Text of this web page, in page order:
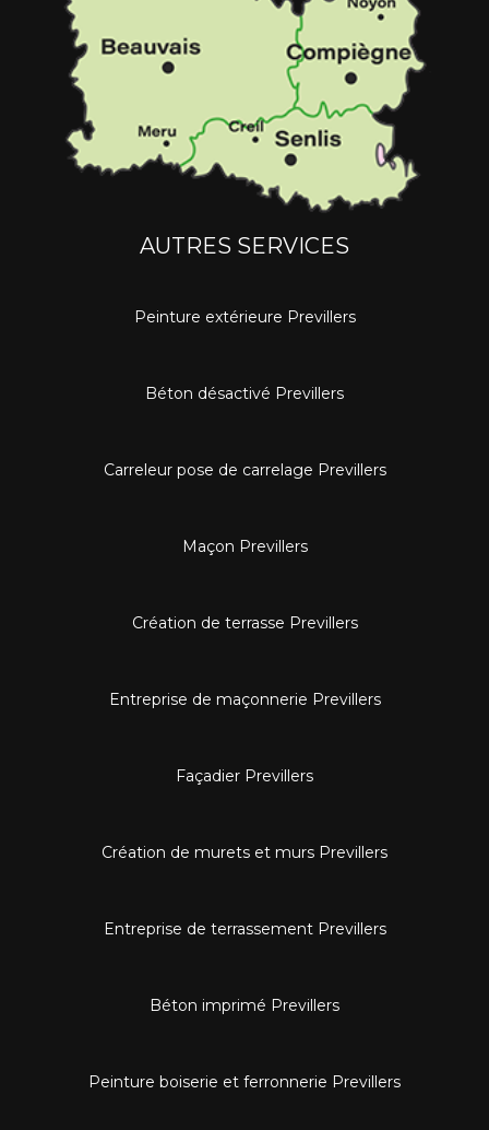
AUTRES SERVICES
Peinture extérieure Previllers
Béton désactivé Previllers
Carreleur pose de carrelage Previllers
Maçon Previllers
Création de terrasse Previllers
Entreprise de maçonnerie Previllers
Façadier Previllers
Création de murets et murs Previllers
Entreprise de terrassement Previllers
Béton imprimé Previllers
Peinture boiserie et ferronnerie Previllers